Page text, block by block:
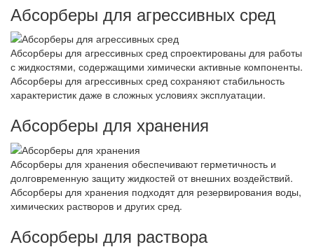
Абсорберы для агрессивных сред
Абсорберы для агрессивных сред спроектированы для работы
с жидкостями, содержащими химически активные компоненты.
Абсорберы для агрессивных сред сохраняют стабильность
характеристик даже в сложных условиях эксплуатации.
Абсорберы для хранения
Абсорберы для хранения обеспечивают герметичность и
долговременную защиту жидкостей от внешних воздействий.
Абсорберы для хранения подходят для резервирования воды,
химических растворов и других сред.
Абсорберы для раствора